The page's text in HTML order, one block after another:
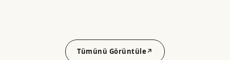
Tümünü Görüntüle↗